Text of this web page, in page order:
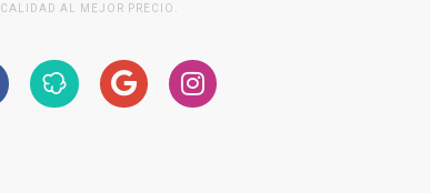
CALIDAD AL MEJOR PRECIO.